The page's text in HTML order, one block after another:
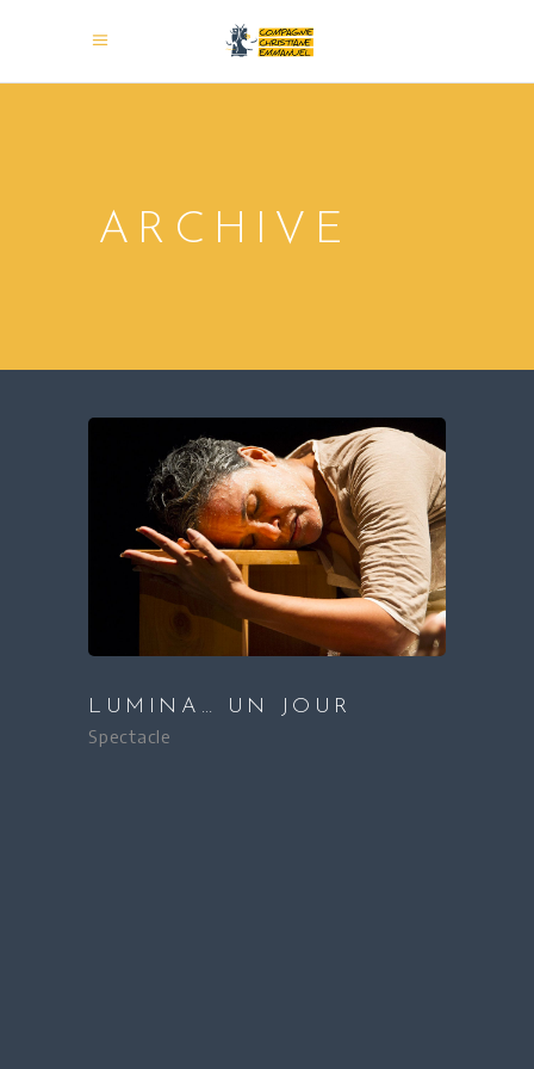
ARCHIVE
LUMINA… UN JOUR
Spectacle